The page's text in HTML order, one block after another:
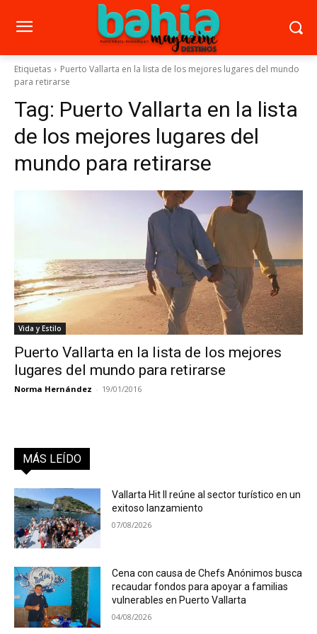
Etiquetas
Puerto Vallarta en la lista de los mejores lugares del mundo
para retirarse
Tag: Puerto Vallarta en la lista
de los mejores lugares del
mundo para retirarse
Vida y Estilo
Puerto Vallarta en la lista de los mejores
lugares del mundo para retirarse
Norma Hernández - 19/01/2016
MÁS LEÍDO
Vallarta Hit II reúne al sector turístico en un
exitoso lanzamiento
07/08/2026
Cena con causa de Chefs Anónimos busca
recaudar fondos para apoyar a familias
vulnerables en Puerto Vallarta
04/08/2026